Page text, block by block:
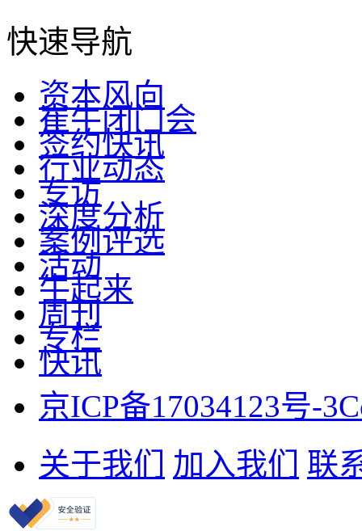
快速导航
资本风向
崔牛闭门会
签约快讯
行业动态
专访
深度分析
案例评选
活动
牛起来
周刊
专栏
快讯
京ICP备17034123号-3
关于我们
加入我们 联